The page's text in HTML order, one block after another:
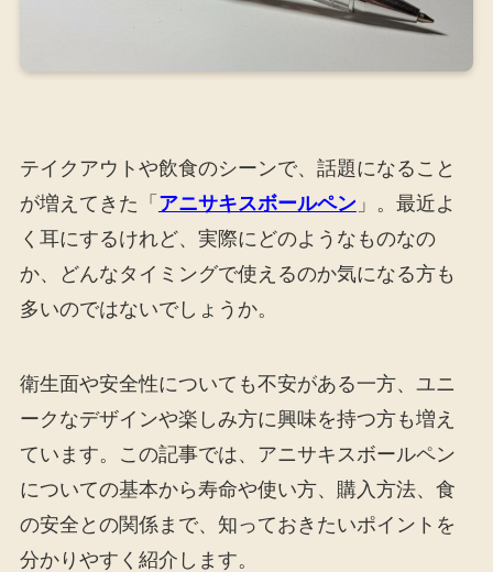
テイクアウトや飲食のシーンで、話題になること
が増えてきた「 アニサキスボールペン」。最近よ
く耳にするけれど、実際にどのようなものなの
か、どんなタイミングで使えるのか気になる方も
多いのではないでしょうか。
衛生面や安全性についても不安がある一方、ユニ
ークなデザインや楽しみ方に興味を持つ方も増え
ています。この記事では、アニサキスボールペン
についての基本から寿命や使い方、購入方法、食
の安全との関係まで、知っておきたいポイントを
分かりやすく紹介します。